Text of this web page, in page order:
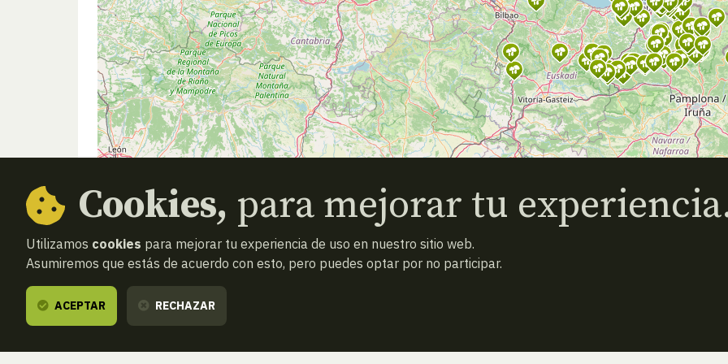
Cookies, para mejorar tu
Utilizamos cookies para mejorar tu experiencia de uso en nuestro sitio web.
Asumiremos que estás de acuerdo con esto, pero puedes optar por no participar.
ACEPTAR RECHAZAR